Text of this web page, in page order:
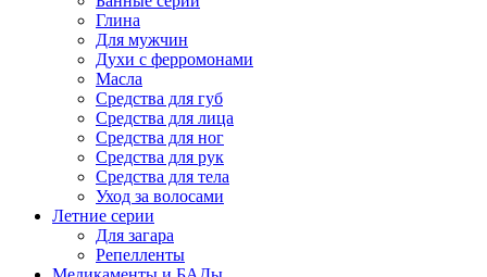
Глина
Для мужчин
Духи с ферромонами
Масла
Средства для губ
Средства для лица
Средства для ног
Средства для рук
Средства для тела
Уход за волосами
Летние серии
Для загара
Репелленты